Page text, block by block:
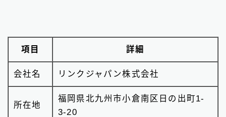
項目 詳細
会社名 リンクジャパン株式会社
所在地
福岡県北九州市小倉南区日の出町1-
3-20